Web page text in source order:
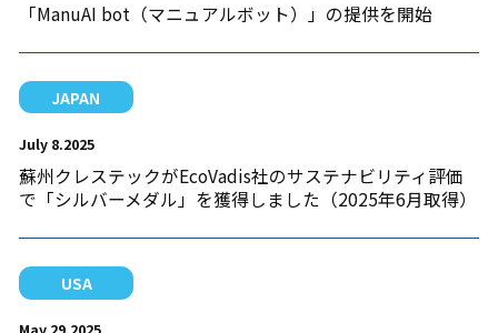
「ManuAI bot（マニュアルボット）」の提供を開始
JAPAN
July 8.2025
蘇州クレステックがEcoVadis社のサステナビリティ評価
で「シルバーメダル」を獲得しました（2025年6月取得）
USA